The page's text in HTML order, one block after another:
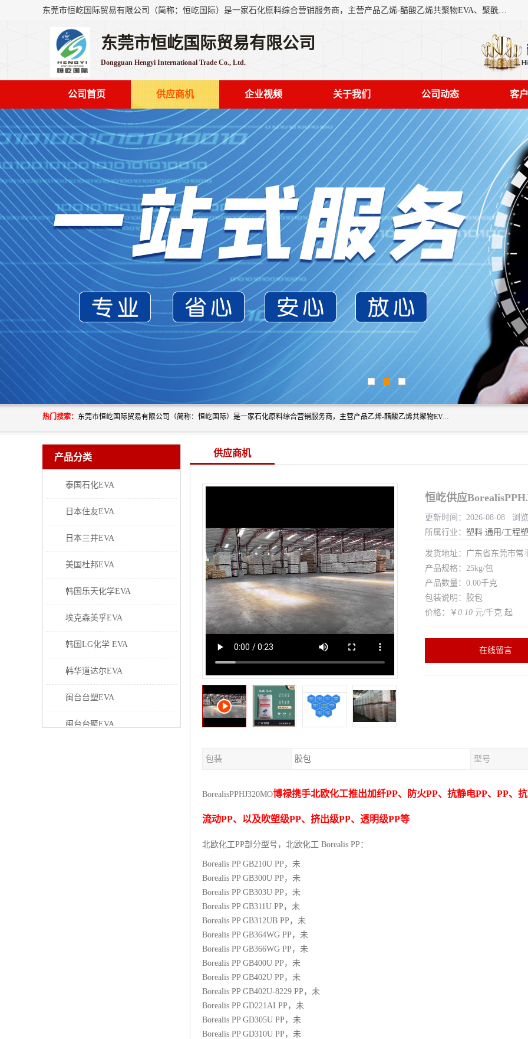
东莞市恒屹国际贸易有限公司（简称：恒屹国际）是一家石化原料综合营销服务商，主营产品乙烯-醋酸乙烯共聚物EVA、聚酰胺PA（尼龙）、醚酯型热塑弹性体TPEE等，公司秉承以市场为导向的战略思想，致力于大宗石化原料在中国市场的营销服务业务，为客户提供一站式的全面服务。
东莞市恒屹国际贸易有限公司
Dongguan Hengyi International Trade Co., Ltd.
公司首页 供应商机 企业视频 关于我们 公司动态 客
热门搜索： 东莞市恒屹国际贸易有限公司（简称：恒屹国际）是一家石化原料综合营销服务商，主营产品乙烯-醋酸乙烯共聚物EVA、聚酰胺PA（尼龙）、醚酯型热塑弹性体TPEE等，公司秉承以市场为导向的战略思想，致力于大宗石化原料在中国市场的营销服务业务，为客户提供一站式的全面服务。
产品分类
泰国石化EVA
日本住友EVA
日本三井EVA
美国杜邦EVA
韩国乐天化学EVA
埃克森美孚EVA
韩国LG化学 EVA
韩华道达尔EVA
闽台台塑EVA
闽台台聚EVA
供应商机
恒屹供应
更新时间：2026-08-08 浏
所属行业： 塑料 通用/工程
发货地址：广东省东莞市常
产品规格：25kg/包
产品数量：0.00千克
包装说明：胶包
价格：￥ 0.10 元/千克 起
在线留言
包装 胶包 型号
BorealisPPHJ320MO博禄携手北欧化工推出加纤PP、防火PP、抗静电PP、 PP、
流动PP、以及吹塑级PP、挤出级PP、透明级PP等
北欧化工PP部分型号，北欧化工 Borealis PP：
Borealis PP GB210U PP ，未
Borealis PP GB300U PP ，未
Borealis PP GB303U PP ，未
Borealis PP GB311U PP ，未
Borealis PP GB312UB PP ，未
Borealis PP GB364WG PP ，未
Borealis PP GB366WG PP ，未
Borealis PP GB400U PP ，未
Borealis PP GB402U PP ，未
Borealis PP GB402U-8229 PP ，未
Borealis PP GD221AI PP ，未
Borealis PP GD305U PP ，未
Borealis PP GD310U PP ，未